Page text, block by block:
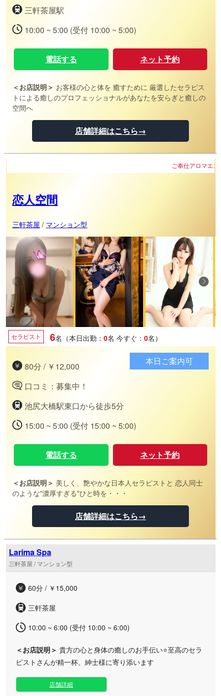
三軒茶屋駅
10:00 ~ 5:00 (受付 10:00 ~ 5:00)
電話する ネット予約
＜お店説明＞ お客様の心と体を 癒すために 厳選したセラピス
トによる癒しのプロフェッショナルがあなたを安らぎと癒しの
空間へ
店舗詳細はこちら→
ご奉仕アロマエステ～恋人空間～
恋人空間
三軒茶屋 / マンション型
セラピスト 6名（本日出勤： 0名 今すぐ： 0名）
80分 / ￥12,000
口コミ：募集中！
池尻大橋駅東口から徒歩5分
15:00 ~ 5:00 (受付 15:00 ~ 5:00)
本日ご案内可
電話する ネット予約
＜お店説明＞ 美しく、艶やかな日本人セラピストと 恋人同士
のような"濃厚すぎる"ひと時を・・・
店舗詳細はこちら→
Larima Spa
三軒茶屋 / マンション型
60分 / ￥15,000
三軒茶屋
10:00 ~ 6:00 (受付 10:00 ~ 6:00)
＜お店説明＞ 貴方の心と身体の癒しのお手伝い⭐️至高のセラ
ピストさんが精一杯、紳士様に寄り添います
店舗詳細